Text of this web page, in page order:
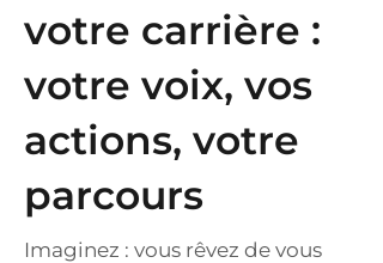
votre carrière :
votre voix, vos
actions, votre
parcours
Imaginez : vous rêvez de vous